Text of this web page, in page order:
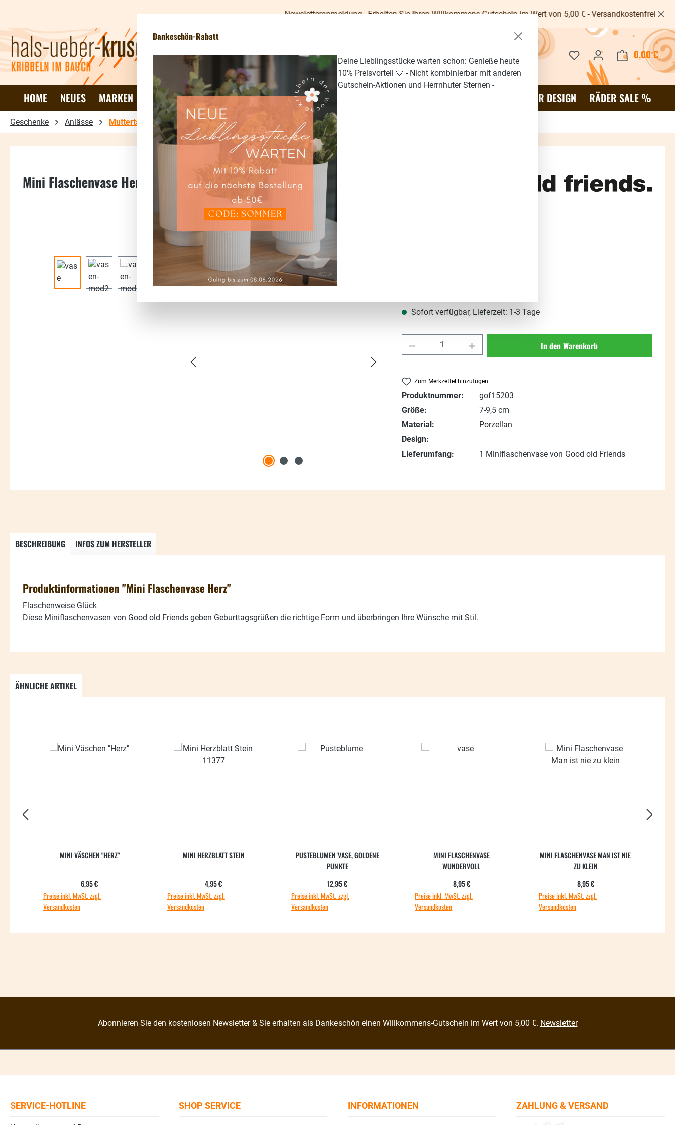
Newsletteranmeldung - Erhalten Sie Ihren Willkommens-Gutschein im Wert von 5,00 € - Versandkostenfrei ab 40€ -
Du hast 0 Produkte auf dem
0,00 €
HOME NEUES MARKEN DEKO & WOHNEN TISCH & KÜCHE GESCHENKE RÄDER DESIGN RÄDER SALE %
Geschenke Anlässe Muttertag
Mini Flaschenvase Herz
Bildergalerie überspringen
Sofort verfügbar, Lieferzeit: 1-3 Tage
Produkt Anzahl: Gib den gewünschten Wert ein
In den Warenkorb
Zum Merkzettel hinzufügen
Produktnummer:
gof15203
Größe:
7-9,5 cm
Material:
Porzellan
Design:
Lieferumfang:
1 Miniflaschenvase von Good old Friends
BESCHREIBUNG INFOS ZUM HERSTELLER
Produktinformationen "Mini Flaschenvase Herz"
Flaschenweise Glück
Diese Miniflaschenvasen von Good old Friends geben Geburttagsgrüßen die richtige Form und überbringen Ihre Wünsche mit Stil.
ÄHNLICHE ARTIKEL
MINI VÄSCHEN "HERZ"
Regulärer Preis:
6,95 €
Preise inkl. MwSt. zzgl.
Versandkosten
MINI HERZBLATT STEIN
Regulärer Preis:
4,95 €
Preise inkl. MwSt. zzgl.
Versandkosten
PUSTEBLUMEN VASE, GOLDENE
PUNKTE
Regulärer Preis:
12,95 €
Preise inkl. MwSt. zzgl.
Versandkosten
MINI FLASCHENVASE
WUNDERVOLL
Regulärer Preis:
8,95 €
Preise inkl. MwSt. zzgl.
Versandkosten
MINI FLASCHENVASE MAN IST NIE
ZU KLEIN
Regulärer Preis:
8,95 €
Preise inkl. MwSt. zzgl.
Versandkosten
Abonnieren Sie den kostenlosen Newsletter & Sie erhalten als Dankeschön einen Willkommens-Gutschein im Wert von 5,00 €. Newsletter
SERVICE-HOTLINE SHOP SERVICE INFORMATIONEN ZAHLUNG & VERSAND
Dankeschön-Rabatt
Deine Lieblingsstücke warten schon: Genieße heute
10% Preisvorteil 🤍 - Nicht kombinierbar mit anderen
Gutschein-Aktionen und Herrnhuter Sternen -